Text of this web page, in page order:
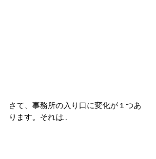
さて、事務所の入り口に変化が１つあ
ります。それは…